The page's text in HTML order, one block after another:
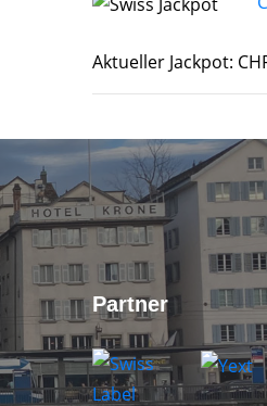
Aktueller Jackpot:
Partner